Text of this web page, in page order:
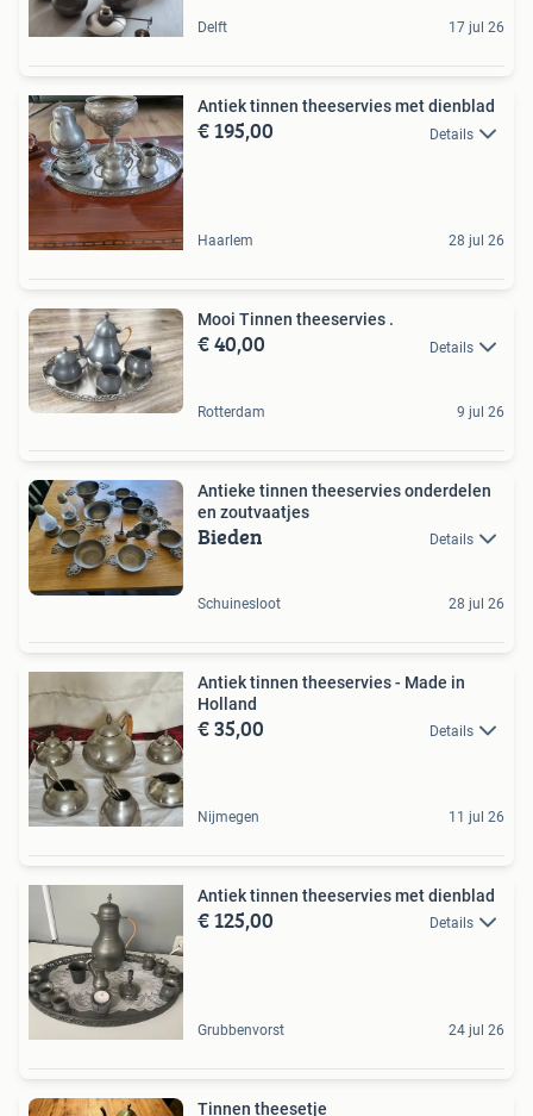
Delft 17 jul 26
Antiek tinnen theeservies met dienblad
€ 195,00 Details
Haarlem 28 jul 26
Mooi Tinnen theeservies .
€ 40,00 Details
Rotterdam 9 jul 26
Antieke tinnen theeservies onderdelen
en zoutvaatjes
Bieden Details
Schuinesloot 28 jul 26
Antiek tinnen theeservies - Made in
Holland
€ 35,00 Details
Nijmegen 11 jul 26
Antiek tinnen theeservies met dienblad
€ 125,00 Details
Grubbenvorst 24 jul 26
Tinnen theesetje